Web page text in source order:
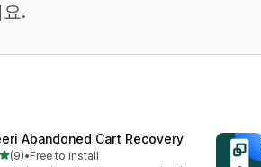
.
Abandoned Cart Recovery
별 5개 중
(9)
뷰 9개
•Free to install